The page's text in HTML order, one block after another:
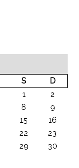
S
D
1
2
8
9
15
16
22
23
29
30